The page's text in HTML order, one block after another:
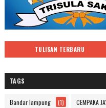
TULISAN TERBARU
TAGS
Bandar lampung (1) CEMPAKA